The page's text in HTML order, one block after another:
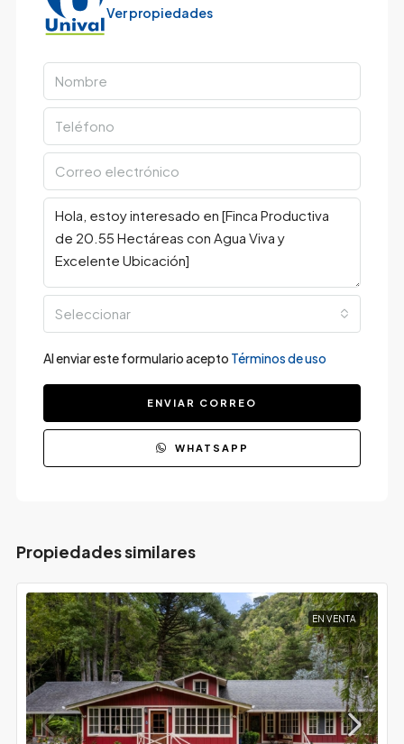
Ver propiedades
Seleccionar
Al enviar este formulario acepto Términos de uso
ENVIAR CORREO
WHATSAPP
Propiedades similares
EN VENTA